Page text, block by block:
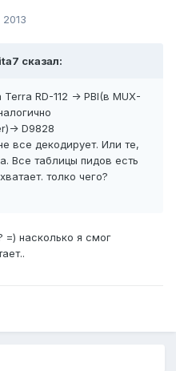
сказал:
RD-112 -> PBI(в MUX-
> D9828
все декодирует. Или те,
Все таблицы пидов есть
толко чего?
=) насколько я смог